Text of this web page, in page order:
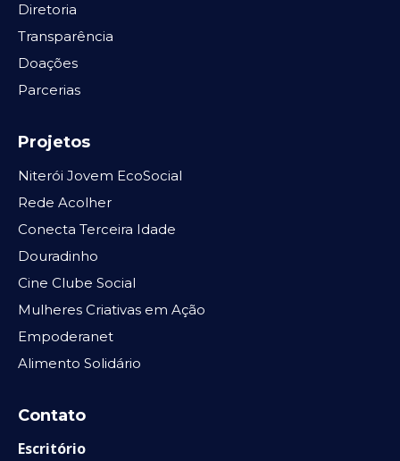
Diretoria
Transparência
Doações
Parcerias
Projetos
Niterói Jovem EcoSocial
Rede Acolher
Conecta Terceira Idade
Douradinho
Cine Clube Social
Mulheres Criativas em Ação
Empoderanet
Alimento Solidário
Contato
Escritório